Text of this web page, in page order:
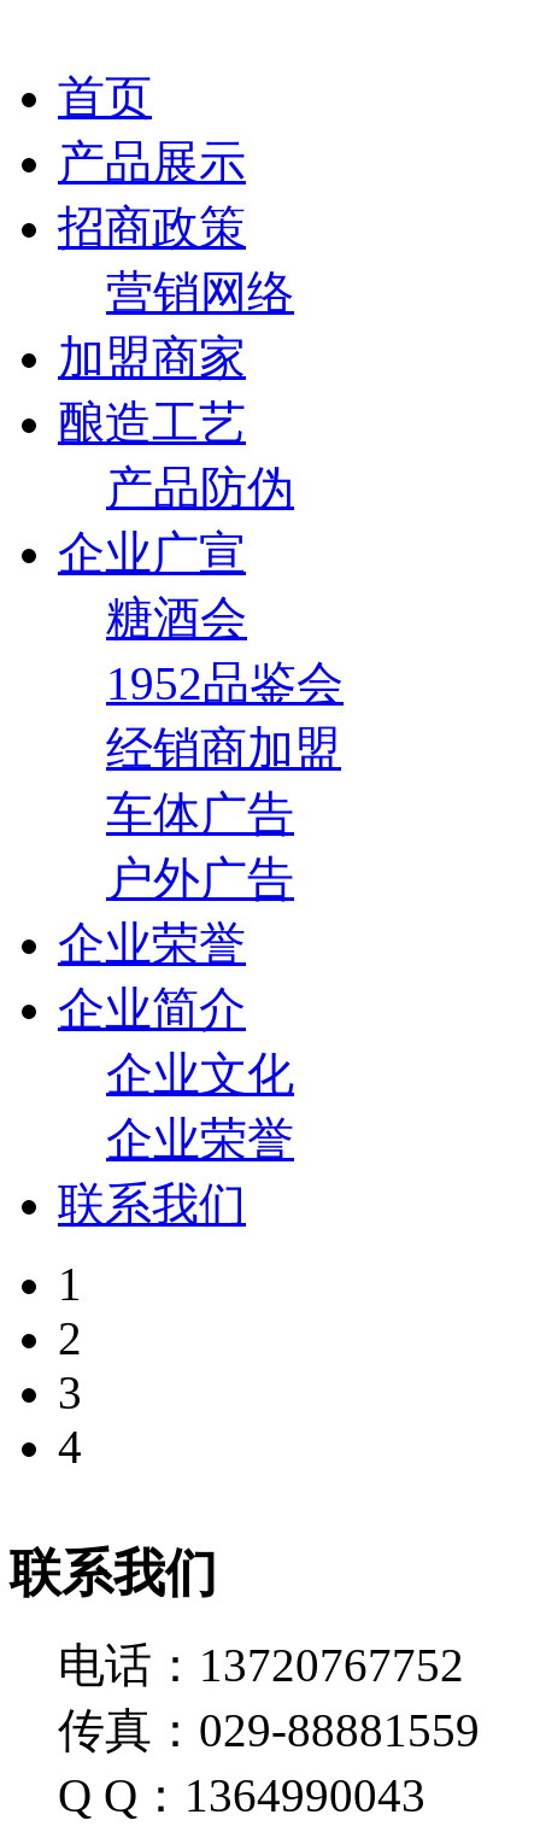
首页
产品展示
招商政策
营销网络
加盟商家
酿造工艺
产品防伪
企业广宣
糖酒会
1952品鉴会
经销商加盟
车体广告
户外广告
企业荣誉
企业简介
企业文化
企业荣誉
联系我们
1
2
3
4
联系我们
电话：13720767752
传真：029-88881559
Q Q：1364990043